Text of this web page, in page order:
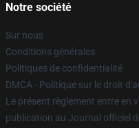
Notre société
Sur nous
Conditions générales
Politiques de confidentialité
DMCA - Politique sur le droit
Le présent règlement entre en
publication au Journal officiel